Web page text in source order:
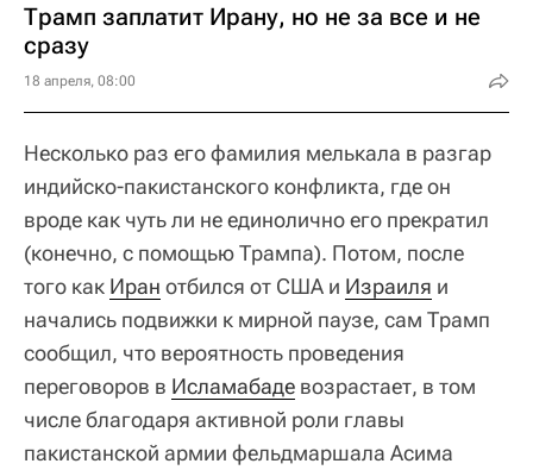
Трамп заплатит Ирану, но не за все и не
сразу
18 апреля, 08:00
Несколько раз его фамилия мелькала в разгар
индийско-пакистанского конфликта, где он
вроде как чуть ли не единолично его прекратил
(конечно, с помощью Трампа). Потом, после
того как Иран отбился от США и Израиля и
начались подвижки к мирной паузе, сам Трамп
сообщил, что вероятность проведения
переговоров в Исламабаде возрастает, в том
числе благодаря активной роли главы
пакистанской армии фельдмаршала Асима